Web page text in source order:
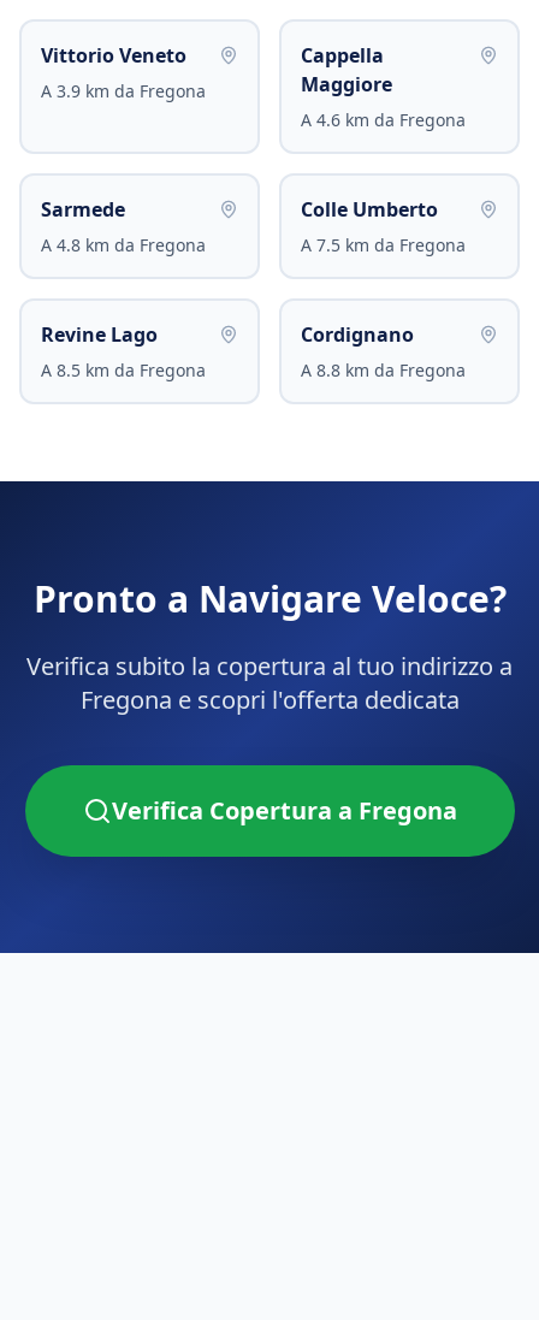
Vittorio Veneto
A 3.9 km da Fregona
Cappella
Maggiore
A 4.6 km da Fregona
Sarmede
A 4.8 km da Fregona
Colle Umberto
A 7.5 km da Fregona
Revine Lago
A 8.5 km da Fregona
Cordignano
A 8.8 km da Fregona
Pronto a Navigare Veloce?
Verifica subito la copertura al tuo indirizzo a
Fregona e scopri l'offerta dedicata
Verifica Copertura a Fregona